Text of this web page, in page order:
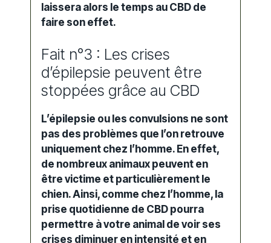
laissera alors le temps au CBD de
faire son effet.
Fait n°3 : Les crises
d’épilepsie peuvent être
stoppées grâce au CBD
L’épilepsie ou les convulsions ne sont
pas des problèmes que l’on retrouve
uniquement chez l’homme. En effet,
de nombreux animaux peuvent en
être victime et particulièrement le
chien. Ainsi, comme chez l’homme, la
prise quotidienne de CBD pourra
permettre à votre animal de voir ses
crises diminuer en intensité et en